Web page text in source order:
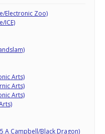
Electronic Zoo)
ICE)
Arts)
Arts)
Arts)
A Campbell/Black Dragon)